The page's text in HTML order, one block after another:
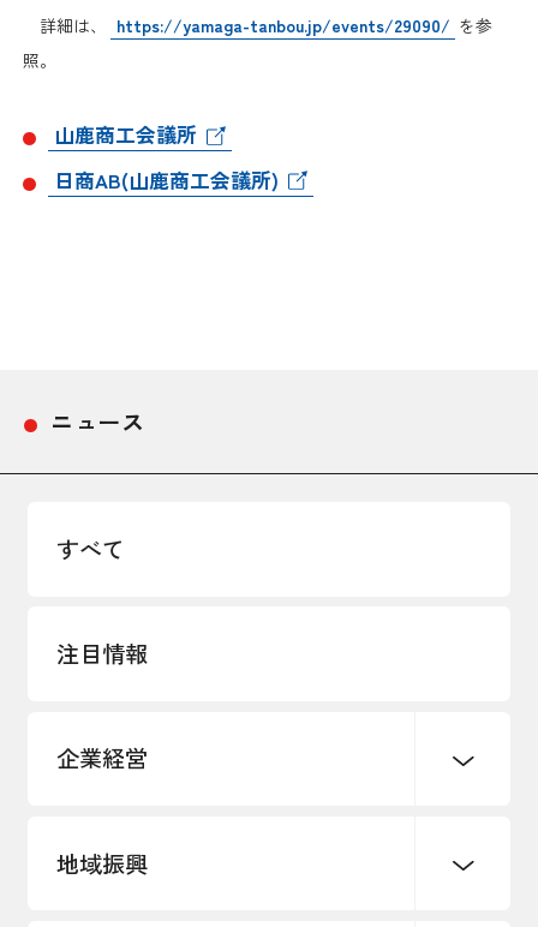
情報提供・広報
その他サービス
役員紹介
委員会・専門委員会
詳細は、 https://yamaga-tanbou.jp/events/29090/ を参
照。
山鹿商工会議所
日商AB(山鹿商工会議所)
ニュース
すべて
注目情報
企業経営
創業
地域振興